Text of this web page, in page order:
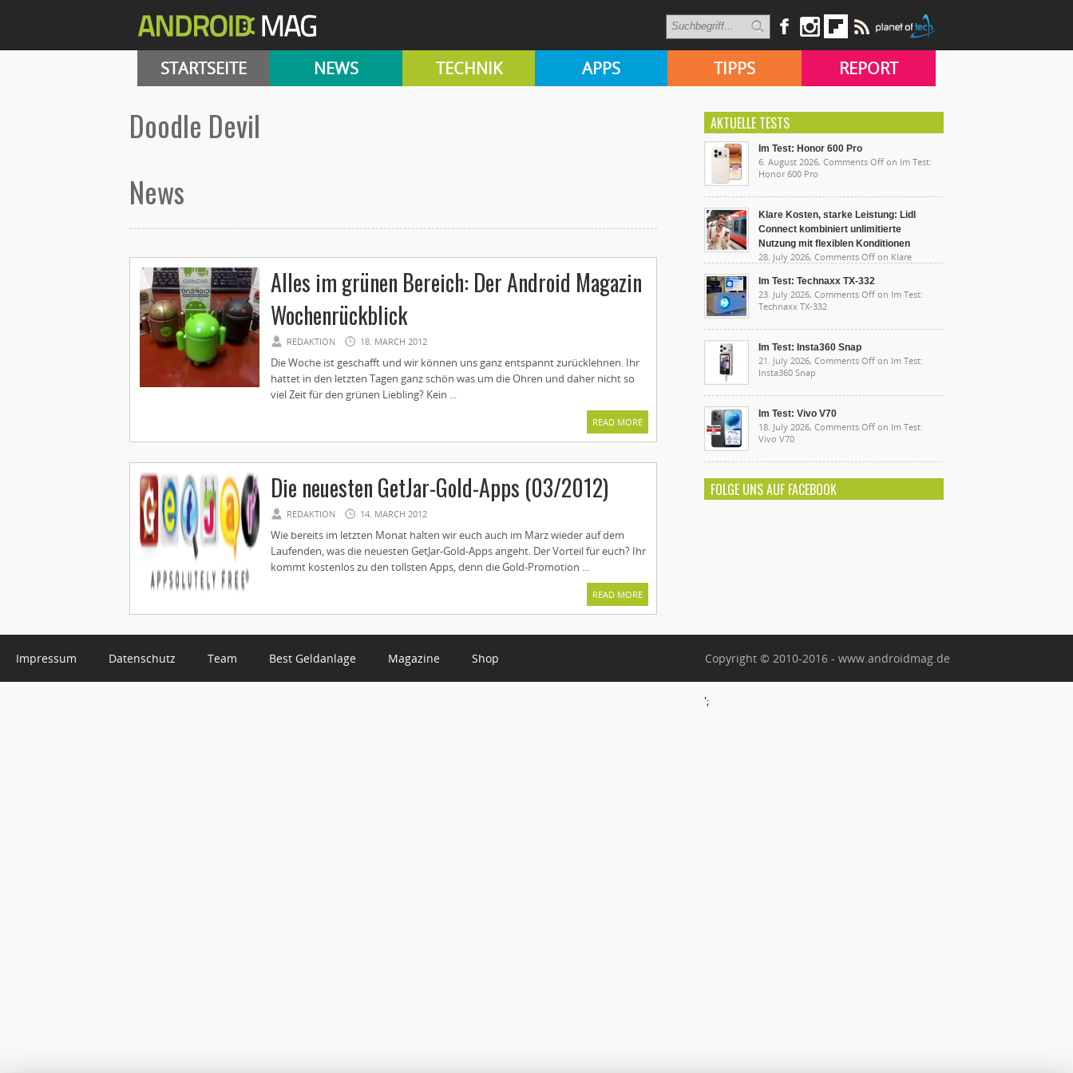
STARTSEITE NEWS TECHNIK APPS TIPPS REPORT
Doodle Devil
News
Alles im grünen Bereich: Der Android Magazin
Wochenrückblick
REDAKTION 18. MARCH 2012
Die Woche ist geschafft und wir können uns ganz entspannt zurücklehnen. Ihr
hattet in den letzten Tagen ganz schön was um die Ohren und daher nicht so
viel Zeit für den grünen Liebling? Kein ...
READ MORE
Die neuesten GetJar-Gold-Apps (03/2012)
REDAKTION 14. MARCH 2012
Wie bereits im letzten Monat halten wir euch auch im März wieder auf dem
Laufenden, was die neuesten GetJar-Gold-Apps angeht. Der Vorteil für euch? Ihr
kommt kostenlos zu den tollsten Apps, denn die Gold-Promotion ...
READ MORE
AKTUELLE TESTS
Im Test: Honor 600 Pro
6. August 2026, Comments Off on Im Test:
Honor 600 Pro
Klare Kosten, starke Leistung: Lidl
Connect kombiniert unlimitierte
Nutzung mit flexiblen Konditionen
28. July 2026, Comments Off on Klare
unlimitierte Nutzung mit flexiblen Konditionen
Im Test: Technaxx TX-332
23. July 2026, Comments Off on Im Test:
Technaxx TX-332
Im Test: Insta360 Snap
21. July 2026, Comments Off on Im Test:
Insta360 Snap
Im Test: Vivo V70
18. July 2026, Comments Off on Im Test:
Vivo V70
FOLGE UNS AUF FACEBOOK
';
Impressum Datenschutz Team Best Geldanlage Magazine Shop Copyright © 2010-2016 - www.androidmag.de